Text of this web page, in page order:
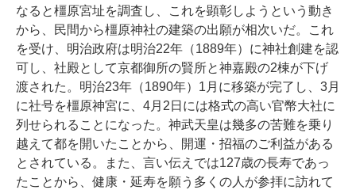
なると橿原宮址を調査し、これを顕彰しようという動き
から、民間から橿原神社の建築の出願が相次いだ。これ
を受け、明治政府は明治22年（1889年）に神社創建を認
可し、社殿として京都御所の賢所と神嘉殿の2棟が下げ
渡された。明治23年（1890年）1月に移築が完了し、3月
に社号を橿原神宮に、4月2日には格式の高い官幣大社に
列せられることになった。神武天皇は幾多の苦難を乗り
越えて都を開いたことから、開運・招福のご利益がある
とされている。また、言い伝えでは127歳の長寿であっ
たことから、健康・延寿を願う多くの人が参拝に訪れて